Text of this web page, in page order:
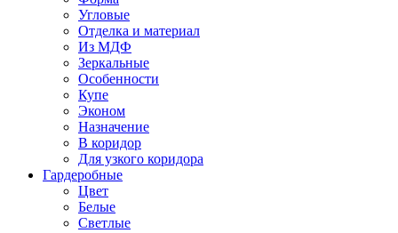
Угловые
Отделка и материал
Из МДФ
Зеркальные
Особенности
Купе
Эконом
Назначение
В коридор
Для узкого коридора
Гардеробные
Цвет
Белые
Светлые